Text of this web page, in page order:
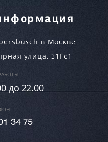
в Москве
улица, 31Гс1
до 22.00
34 75